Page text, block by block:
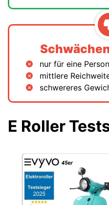
nur für eine Person
mittlere
schwereres
E Roller